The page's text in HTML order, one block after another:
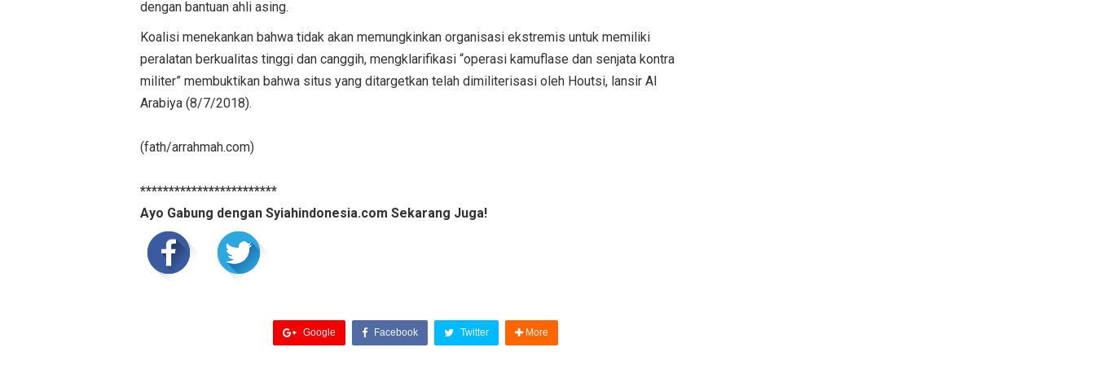
dengan bantuan ahli asing.
Koalisi menekankan bahwa tidak akan memungkinkan organisasi ekstremis untuk memiliki
peralatan berkualitas tinggi dan canggih, mengklarifikasi “operasi kamuflase dan senjata kontra
militer” membuktikan bahwa situs yang ditargetkan telah dimiliterisasi oleh Houtsi, lansir Al
Arabiya (8/7/2018).
(fath/arrahmah.com)
************************
Ayo Gabung dengan Syiahindonesia.com Sekarang Juga!
Google Facebook Twitter More